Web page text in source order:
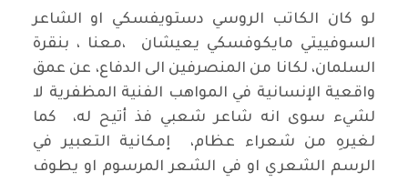
لو كان الكاتب الروسي دستويفسكي او الشاعر
السوفييتي مايكوفسكي يعيشان ،معنا ، بنقرة
السلمان، لكانا من المنصرفين الى الدفاع، عن عمق
واقعية الإنسانية في المواهب الفنية المظفرية لا
لشيء سوى انه شاعر شعبي فذ أتيح له، كما
لغيرهِ من شعراء عظام، إمكانية التعبير في
الرسم الشعري او في الشعر المرسوم او يطوف